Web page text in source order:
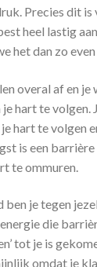
Precies dit is
heel lastig
het dan zo
overal af en
hart te volgen.
hart te volgen
is een
te ommuren.
ben je tegen
die
tot je is
omdat je